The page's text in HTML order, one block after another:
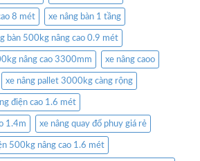
8 mét xe nâng bàn 1 tầng
bàn 500kg nâng cao 0.9 mét
nâng cao 3300mm xe nâng caoo
xe nâng pallet 3000kg càng rộng
điện cao 1.6 mét
1.4m xe nâng quay đổ phuy giá rẻ
500kg nâng cao 1.6 mét